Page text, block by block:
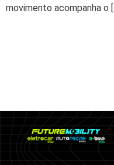
movimento acompanha o